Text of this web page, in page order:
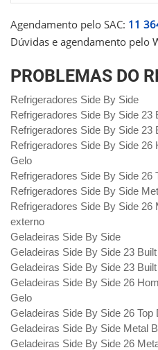
Agendamento pelo SAC: 11
Dúvidas e agendamento pelo
PROBLEMAS DO
Refrigeradores Side By Side
Refrigeradores Side By Side 23
Refrigeradores Side By Side 23
Refrigeradores Side By Side
Gelo
Refrigeradores Side By Side 26
Refrigeradores Side By Side
Refrigeradores Side By Side 26
externo
Geladeiras Side By Side
Geladeiras Side By Side 23
Geladeiras Side By Side 23
Geladeiras Side By Side 26
Gelo
Geladeiras Side By Side 26 Top
Geladeiras Side By Side Metal
Geladeiras Side By Side 26